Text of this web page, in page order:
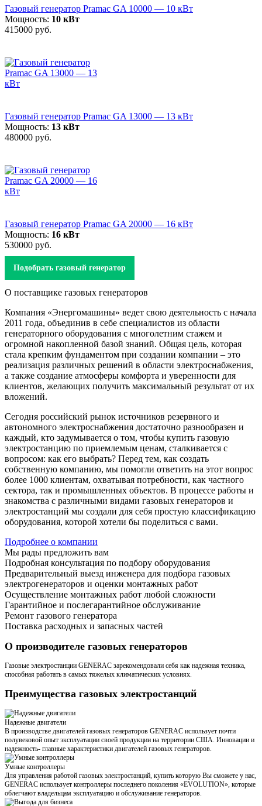
Газовый генератор Pramac GA 10000 — 10 кВт
Мощность: 10 кВт
415000 руб.
Газовый генератор Pramac GA 13000 — 13 кВт
Мощность: 13 кВт
480000 руб.
Газовый генератор Pramac GA 20000 — 16 кВт
Мощность: 16 кВт
530000 руб.
Подобрать газовый генератор
О поставщике газовых генераторов
Компания «Энергомашины» ведет свою деятельность с начала
2011 года, объединив в себе специалистов из области
генераторного оборудования с многолетним стажем и
огромной накопленной базой знаний. Общая цель, которая
стала крепким фундаментом при создании компании – это
реализация различных решений в области электроснабжения,
а также создание атмосферы комфорта и уверенности для
клиентов, желающих получить максимальный результат от их
вложений.
Сегодня российский рынок источников резервного и
автономного электроснабжения достаточно разнообразен и
каждый, кто задумывается о том, чтобы купить газовую
электростанцию по приемлемым ценам, сталкивается с
вопросом: как его выбрать? Перед тем, как создать
собственную компанию, мы помогли ответить на этот вопрос
более 1000 клиентам, охватывая потребности, как частного
сектора, так и промышленных объектов. В процессе работы и
знакомства с различными видами газовых генераторов и
электростанций мы создали для себя простую классификацию
оборудования, которой хотели бы поделиться с вами.
Подробнее о компании
Мы рады предложить вам
Подробная консультация по подбору оборудования
Предварительный выезд инженера для подбора газовых
электрогенераторов и оценки монтажных работ
Осуществление монтажных работ любой сложности
Гарантийное и послегарантийное обслуживание
Ремонт газового генератора
Поставка расходных и запасных частей
О производителе газовых генераторов
Газовые электростанции GENERAC зарекомендовали себя как надежная техника,
способная работать в самых тяжелых климатических условиях.
Преимущества газовых электростанций
Надежные двигатели
В производстве двигателей газовых генераторов GENERAC использует почти
полувековой опыт эксплуатации своей продукции на территории США. Инновации и
надежность- главные характеристики двигателей газовых генераторов.
Умные контроллеры
Для управления работой газовых электростанций, купить которую Вы сможете у нас,
GENERAC использует контроллеры последнего поколения «EVOLUTION», которые
облегчают владельцам эксплуатацию и обслуживание генераторов.